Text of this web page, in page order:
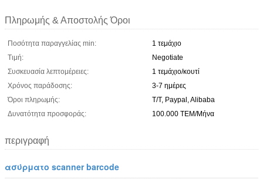
Πληρωμής & Αποστολής Όροι
Ποσότητα παραγγελίας min:
1 τεμάχιο
Τιμή:
Negotiate
Συσκευασία λεπτομέρειες:
1 τεμάχιο/κουτί
Χρόνος παράδοσης:
3-7 ημέρες
Όροι πληρωμής:
T/T, Paypal, Alibaba
Δυνατότητα προσφοράς:
100.000 ΤΕΜ/Μήνα
περιγραφή
ασύρματο scanner barcode